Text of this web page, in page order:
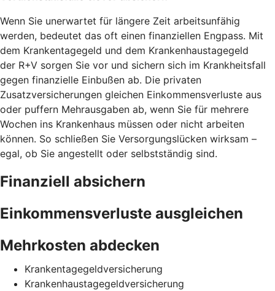
Wenn Sie unerwartet für längere Zeit arbeitsunfähig
werden, bedeutet das oft einen finanziellen Engpass. Mit
dem Krankentagegeld und dem Krankenhaustagegeld
der R+V sorgen Sie vor und sichern sich im Krankheitsfall
gegen finanzielle Einbußen ab. Die privaten
Zusatzversicherungen gleichen Einkommensverluste aus
oder puffern Mehrausgaben ab, wenn Sie für mehrere
Wochen ins Krankenhaus müssen oder nicht arbeiten
können. So schließen Sie Versorgungslücken wirksam –
egal, ob Sie angestellt oder selbstständig sind.
Finanziell absichern
Einkommensverluste ausgleichen
Mehrkosten abdecken
Krankentagegeldversicherung
Krankenhaustagegeldversicherung